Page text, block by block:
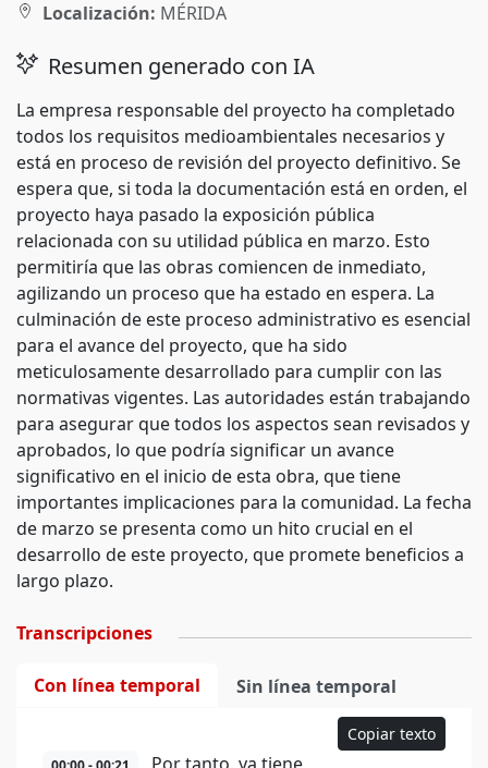
Localización: MÉRIDA
Resumen generado con IA
La empresa responsable del proyecto ha completado
todos los requisitos medioambientales necesarios y
está en proceso de revisión del proyecto definitivo. Se
espera que, si toda la documentación está en orden, el
proyecto haya pasado la exposición pública
relacionada con su utilidad pública en marzo. Esto
permitiría que las obras comiencen de inmediato,
agilizando un proceso que ha estado en espera. La
culminación de este proceso administrativo es esencial
para el avance del proyecto, que ha sido
meticulosamente desarrollado para cumplir con las
normativas vigentes. Las autoridades están trabajando
para asegurar que todos los aspectos sean revisados y
aprobados, lo que podría significar un avance
significativo en el inicio de esta obra, que tiene
importantes implicaciones para la comunidad. La fecha
de marzo se presenta como un hito crucial en el
desarrollo de este proyecto, que promete beneficios a
largo plazo.
Transcripciones
Con línea temporal Sin línea temporal
Copiar texto